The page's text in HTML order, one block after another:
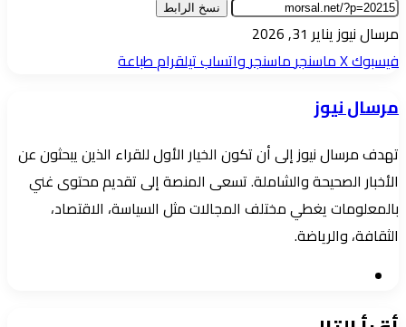
نسخ الرابط
مرسال نيوز أرسل
بريدا
يناير 31, 2026
فيسبوك‫Xماسنجرماسنجرواتسابتيلقرامطباعة
مرسال نيوز
تهدف مرسال نيوز إلى أن تكون الخيار الأول للقراء الذين يبحثون عن
الأخبار الصحيحة والشاملة. تسعى المنصة إلى تقديم محتوى غني
بالمعلومات يغطي مختلف المجالات مثل السياسة، الاقتصاد،
الثقافة، والرياضة.